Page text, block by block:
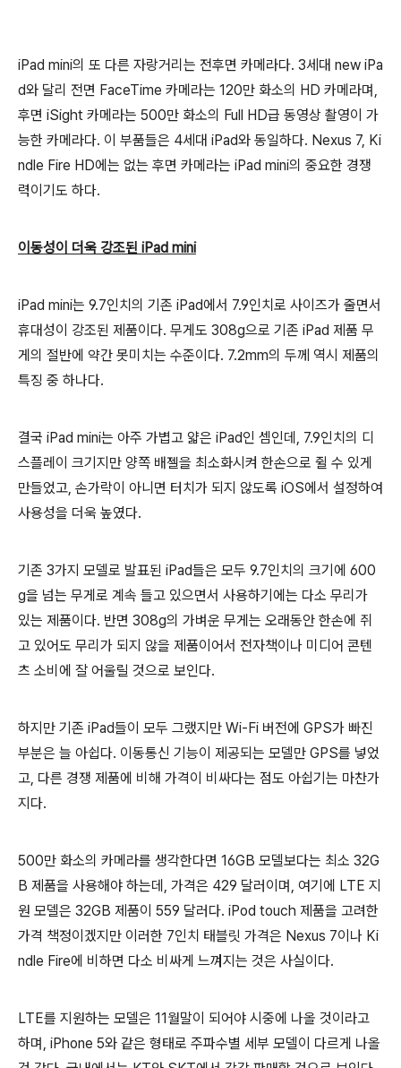
iPad mini의 또 다른 자랑거리는 전후면 카메라다. 3세대 new iPa
d와 달리 전면 FaceTime 카메라는 120만 화소의 HD 카메라며,
후면 iSight 카메라는 500만 화소의 Full HD급 동영상 촬영이 가
능한 카메라다. 이 부품들은 4세대 iPad와 동일하다. Nexus 7, Ki
ndle Fire HD에는 없는 후면 카메라는 iPad mini의 중요한 경쟁
력이기도 하다.
이동성이 더욱 강조된 iPad mini
iPad mini는 9.7인치의 기존 iPad에서 7.9인치로 사이즈가 줄면서
휴대성이 강조된 제품이다. 무게도 308g으로 기존 iPad 제품 무
게의 절반에 약간 못미치는 수준이다. 7.2mm의 두께 역시 제품의
특징 중 하나다.
결국 iPad mini는 아주 가볍고 얇은 iPad인 셈인데, 7.9인치의 디
스플레이 크기지만 양쪽 배젤을 최소화시켜 한손으로 쥘 수 있게
만들었고, 손가락이 아니면 터치가 되지 않도록 iOS에서 설정하여
사용성을 더욱 높였다.
기존 3가지 모델로 발표된 iPad들은 모두 9.7인치의 크기에 600
g을 넘는 무게로 계속 들고 있으면서 사용하기에는 다소 무리가
있는 제품이다. 반면 308g의 가벼운 무게는 오래동안 한손에 쥐
고 있어도 무리가 되지 않을 제품이어서 전자책이나 미디어 콘텐
츠 소비에 잘 어울릴 것으로 보인다.
하지만 기존 iPad들이 모두 그랬지만 Wi-Fi 버전에 GPS가 빠진
부분은 늘 아쉽다. 이동통신 기능이 제공되는 모델만 GPS를 넣었
고, 다른 경쟁 제품에 비해 가격이 비싸다는 점도 아쉽기는 마찬가
지다.
500만 화소의 카메라를 생각한다면 16GB 모델보다는 최소 32G
B 제품을 사용해야 하는데, 가격은 429 달러이며, 여기에 LTE 지
원 모델은 32GB 제품이 559 달러다. iPod touch 제품을 고려한
가격 책정이겠지만 이러한 7인치 태블릿 가격은 Nexus 7이나 Ki
ndle Fire에 비하면 다소 비싸게 느껴지는 것은 사실이다.
LTE를 지원하는 모델은 11월말이 되어야 시중에 나올 것이라고
하며, iPhone 5와 같은 형태로 주파수별 세부 모델이 다르게 나올